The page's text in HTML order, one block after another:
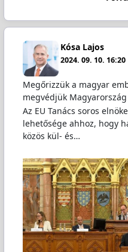
Kósa Lajos
2024. 09. 10. 16:20
Megőrizzük a magyar
megvédjük
Az EU Tanács soros
lehetősége ahhoz, hogy
közös kül- és…